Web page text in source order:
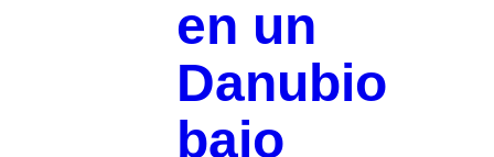
en un
Danubio
bajo